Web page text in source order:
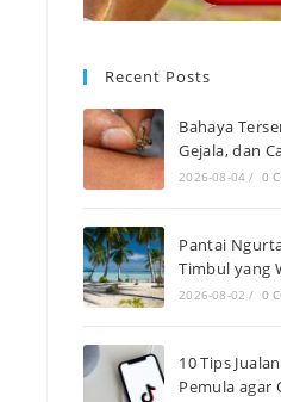
Recent Posts
Bahaya
Gejala, dan
2026-08-04 / 0
Pantai
Timbul yang
2026-08-02 / 0
10 Tips
Pemula agar